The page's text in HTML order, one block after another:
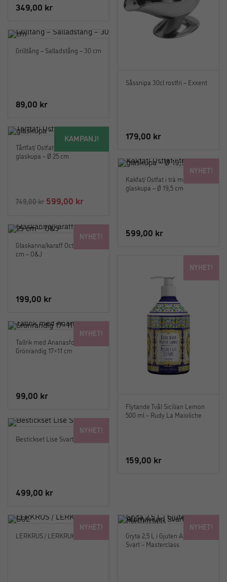
Såssnipa 30cl rostfri – Exxent
179,00 kr
349,00 kr
Grilltång – Salladstång – 30 cm
89,00 kr
KAMPANJ!
Tårtfat/ Ostfat i trä med
glaskupa – Ø 25 cm
749,00kr Det
priset
749,00 kr.
599,00 krDet
priset
är:
599,00 kr.
NYHET!
Kakfat/ Ostfat i trä med
glaskupa – Ø 19,5 cm
599,00 kr
NYHET!
Glaskanna/karaff Octavia 25
cm – O&J
199,00 kr
NYHET!
Flytande Tvål Sicilian Lemon
500 ml – Rudy La Maioliche
159,00 kr
NYHET!
Tallrik med Ananasform
Grönrandig 17×11 cm
99,00 kr
NYHET!
Bestickset Lise Svart – O&J
499,00 kr
NYHET!
LERKRUS / LERKRUKA GUL
NYHET!
Gryta 2,5 L i Gjuten Aluminium
Svart – Masterclass